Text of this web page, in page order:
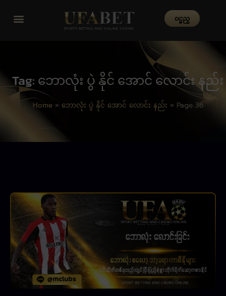
၀င္မည္
Tag: ဘောလုံး ပွဲ နိုင် အောင် လောင်း နည်း
Home » ဘောလုံး ပွဲ နိုင် အောင် လောင်း နည်း » Page 36